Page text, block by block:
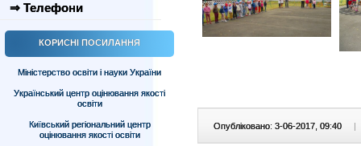
⇒ Телефони
КОРИСНІ ПОСИЛАННЯ
Міністерство освіти і науки України
Український центр оцінювання якості
освіти
Київський регіональний центр
оцінювання якості освіти
Опубліковано: 3-06-2017, 09:40 |